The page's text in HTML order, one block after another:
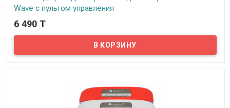
Wave с пультом управления
В наличии
HOCO K18 Wave - монопод для селфи и подставка для прямых
трансляций для мобильных телефонов 4,5-7 дюймов.
6 490 T